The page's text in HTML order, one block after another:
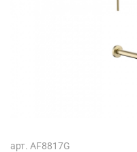
арт. AF8817G